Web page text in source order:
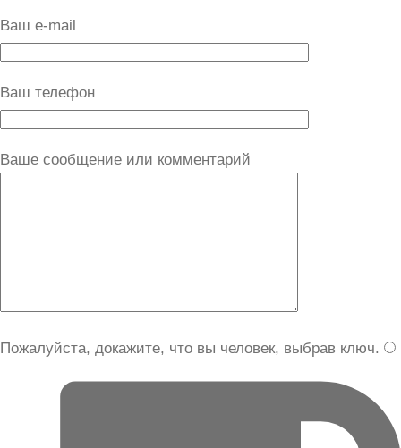
Ваш e-mail
Ваш телефон
Ваше сообщение или комментарий
Пожалуйста, докажите, что вы человек, выбрав ключ.